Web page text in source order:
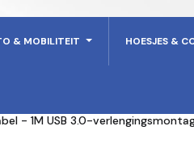
& MOBILITEIT HOESJES &
- 1M USB 3.0-